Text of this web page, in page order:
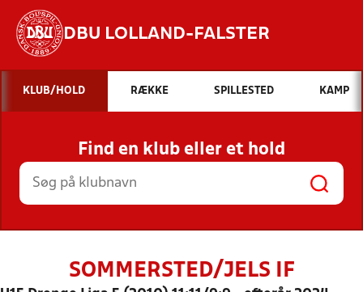
DBU LOLLAND-FALSTER
Hvad vil du søge efter?
INDHOLD OG NYHEDER
STILLINGER, RESULTATER, KLUBBER OG
HOLD
KLUB/HOLD RÆKKE SPILLESTED KAMP
Find en klub eller et hold
SOMMERSTED/JELS IF